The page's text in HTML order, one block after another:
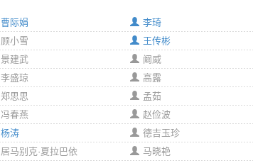
曹际娟
李琦
顾小雪
王传彬
景建武
阚威
李盛琼
高露
郑思思
孟茹
冯春燕
赵俭波
杨涛
德吉玉珍
居马别克·夏拉巴依
马晓艳